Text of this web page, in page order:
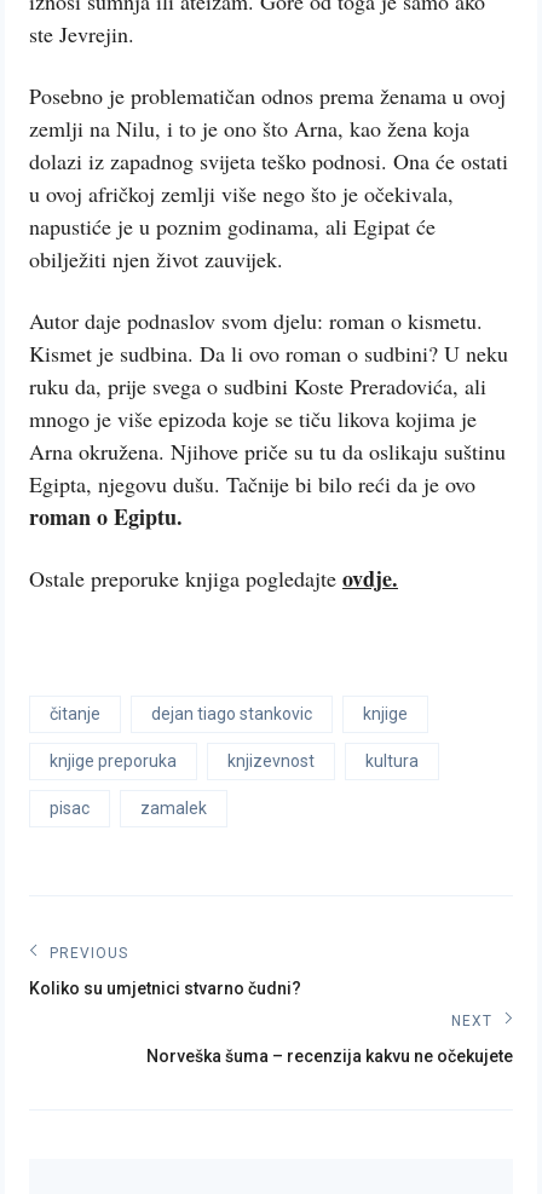
ste Jevrejin.
Posebno je problematičan odnos prema ženama u ovoj
zemlji na Nilu, i to je ono što Arna, kao žena koja
dolazi iz zapadnog svijeta teško podnosi. Ona će ostati
u ovoj afričkoj zemlji više nego što je očekivala,
napustiće je u poznim godinama, ali Egipat će
obilježiti njen život zauvijek.
Autor daje podnaslov svom djelu: roman o kismetu.
Kismet je sudbina. Da li ovo roman o sudbini? U neku
ruku da, prije svega o sudbini Koste Preradovića, ali
mnogo je više epizoda koje se tiču likova kojima je
Arna okružena. Njihove priče su tu da oslikaju suštinu
Egipta, njegovu dušu. Tačnije bi bilo reći da je ovo
roman o Egiptu.
Ostale preporuke knjiga pogledajte ovdje.
čitanje dejan tiago stankovic knjige
knjige preporuka knjizevnost kultura
pisac zamalek
Post
navigation
PREVIOUS
Previous
Koliko su umjetnici stvarno čudni?
NEXT
Next
Norveška šuma – recenzija kakvu ne očekujete